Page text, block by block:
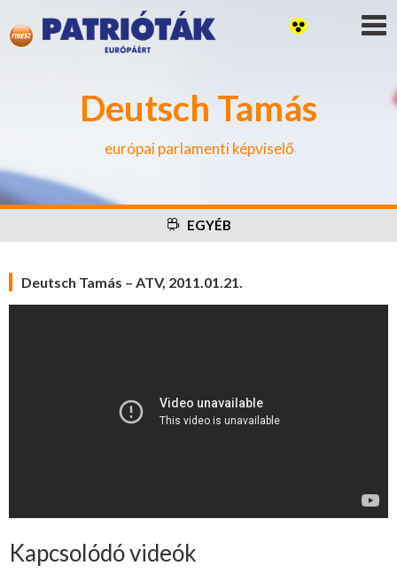
Deutsch Tamás
európai parlamenti képviselő
EGYÉB
Deutsch Tamás – ATV, 2011.01.21.
Kapcsolódó videók